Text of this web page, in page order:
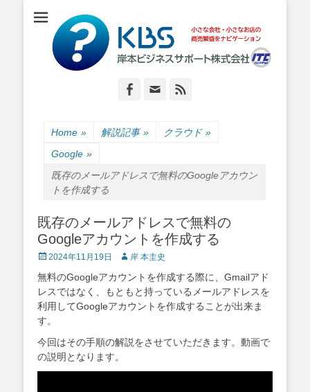
岸本ビジネスサポ
ート株式会社
小さな会社・小さなお店のIT経営をナビゲーション
Facebook
Email
Home » 解説記事 » クラウド »
Google »
既存のメールアドレスで無料のGoogleアカウン
トを作成する
既存のメールアドレスで無料の
Googleアカウントを作成する
Posted
2024年11月19日 Author
岸 本圭史
無料のGoogleアカウントを作成する際に、Gmailアド
レスではなく、もともと持っているメールアドレスを
利用してGoogleアカウントを作成することが出来ま
す。
今回はその手順の解説をさせていただきます。動画で
の説明となります。